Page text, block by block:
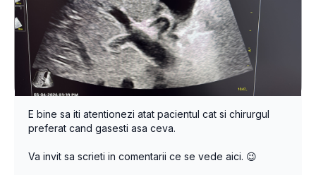
E bine sa iti atentionezi atat pacientul cat si chirurgul
preferat cand gasesti asa ceva.
Va invit sa scrieti in comentarii ce se vede aici. 😉